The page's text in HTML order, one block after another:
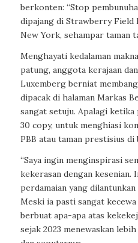
berkonten: “Stop
dipajang di Strawberry Field
New York, sehampar taman
Menghayati kedalaman
patung, anggota kerajaan
Luxemberg berniat
dipacak di halaman Markas
sangat setuju. Apalagi
30 copy, untuk menghiasi
PBB atau taman prestisius di
“Saya ingin menginspirasi
kekerasan dengan kesenian.
perdamaian yang
Meski ia pasti sangat
berbuat apa-apa atas
sejak 2023 menewaskan